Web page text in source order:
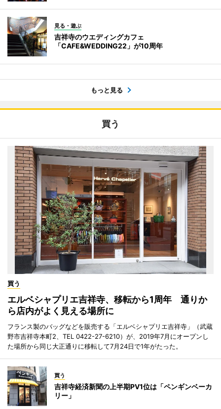
見る・遊ぶ
吉祥寺のウエディングカフェ
「CAFE&WEDDING22」が10周年
もっと見る
買う
買う
エルベシャプリエ吉祥寺、移転から1周年 通りか
ら店内がよく見える場所に
フランス製のバッグなどを販売する「エルベシャプリエ吉祥寺」（武蔵
野市吉祥寺本町2、TEL 0422-27-6210）が、2019年7月にオープンし
た場所から同じ大正通りに移転して7月24日で1年がたった。
買う
吉祥寺経済新聞の上半期PV1位は「ペンギンベーカ
リー」